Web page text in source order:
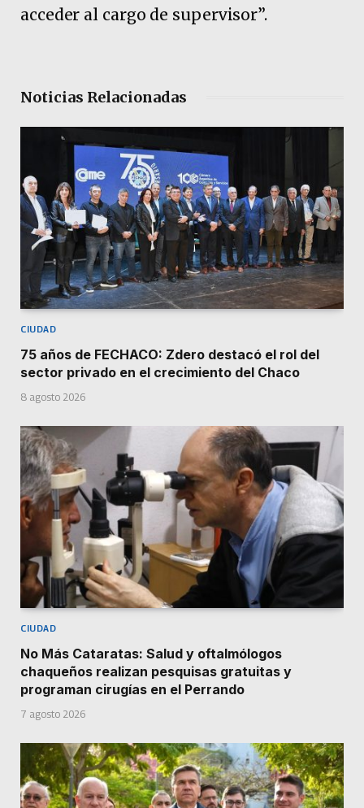
acceder al cargo de supervisor”.
Noticias Relacionadas
CIUDAD
75 años de FECHACO: Zdero destacó el rol del
sector privado en el crecimiento del Chaco
8 agosto 2026
CIUDAD
No Más Cataratas: Salud y oftalmólogos
chaqueños realizan pesquisas gratuitas y
programan cirugías en el Perrando
7 agosto 2026